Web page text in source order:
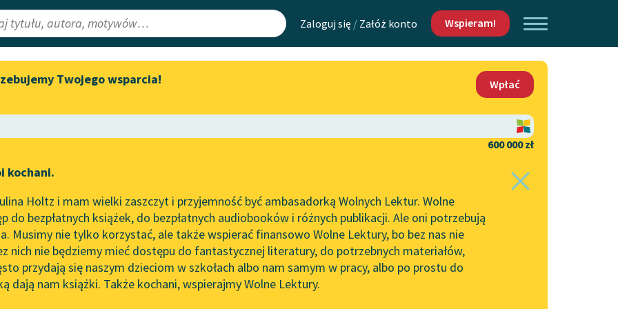
Zaloguj się / Załóż konto Wspieram!
Lektury
redakcyjne
Aktualności
„Prokurator Alicja Horn” do
literatury skandynawskiej
Spotkanie z Katarzyną Tunkiel
w Oslo
102. lata temu zmarł Joseph
Conrad
Mapa Wolnych Lektur
Leśmianator
API
OAI-PMH
Widget Wolnych Lektur
Kontakt
O projekcie
Zasady wykorzystania
Wolnych Lektur
Logotypy
Materiały promocyjne
Twojego wsparcia!
Wpłać
600 000 zł
kochani.
Holtz i mam wielki zaszczyt i przyjemność być ambasadorką Wolnych Lektur. Wolne
do bezpłatnych książek, do bezpłatnych audiobooków i różnych publikacji. Ale oni potrzebują
Musimy nie tylko korzystać, ale także wspierać finansowo Wolne Lektury, bo bez nas nie
nich nie będziemy mieć dostępu do fantastycznej literatury, do potrzebnych materiałów,
przydają się naszym dzieciom w szkołach albo nam samym w pracy, albo po prostu do
dają nam książki. Także kochani, wspierajmy Wolne Lektury.
Obiad literacki